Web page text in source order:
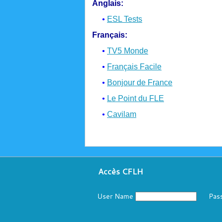
Anglais:
• ESL Tests
Français:
• TV5 Monde
• Français Facile
• Bonjour de France
• Le Point du FLE
• Cavilam
Accès CFLH
User Name